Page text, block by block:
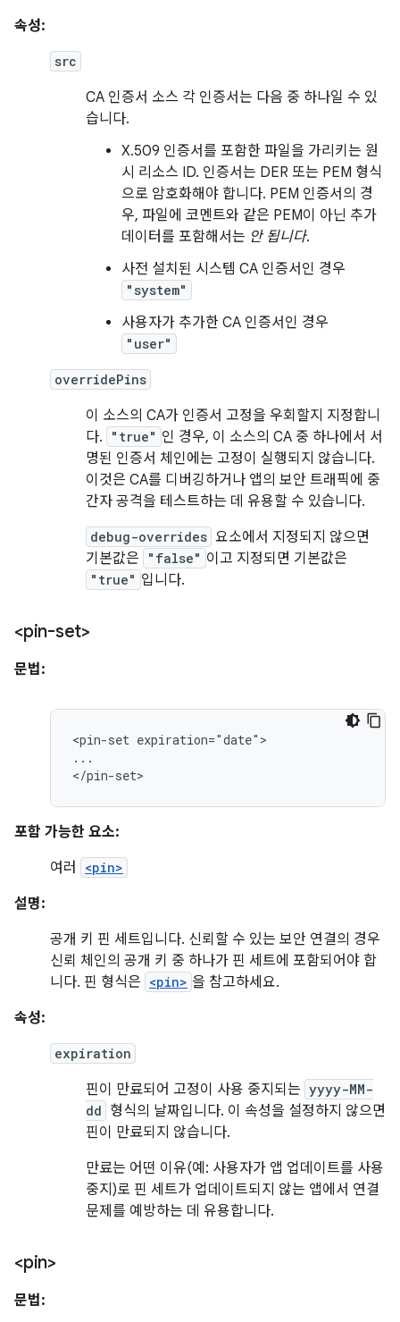
속성:
src
CA 인증서 소스 각 인증서는 다음 중 하나일 수 있
습니다.
X.509 인증서를 포함한 파일을 가리키는 원
시 리소스 ID. 인증서는 DER 또는 PEM 형식
으로 암호화해야 합니다. PEM 인증서의 경
우, 파일에 코멘트와 같은 PEM이 아닌 추가
데이터를 포함해서는 안 됩니다.
사전 설치된 시스템 CA 인증서인 경우
"system"
사용자가 추가한 CA 인증서인 경우
"user"
overridePins
이 소스의 CA가 인증서 고정을 우회할지 지정합니
다.
"true" 인 경우, 이 소스의 CA 중 하나에서 서
명된 인증서 체인에는 고정이 실행되지 않습니다.
이것은 CA를 디버깅하거나 앱의 보안 트래픽에 중
간자 공격을 테스트하는 데 유용할 수 있습니다.
debug-overrides 요소에서 지정되지 않으면
기본값은
"false" 이고 지정되면 기본값은
"true" 입니다.
<pin-set>
문법:
<pin-set expiration="date">
...
</pin-set>
포함 가능한 요소:
여러
<pin>
설명:
공개 키 핀 세트입니다. 신뢰할 수 있는 보안 연결의 경우
신뢰 체인의 공개 키 중 하나가 핀 세트에 포함되어야 합
니다. 핀 형식은 <pin> 을 참고하세요.
속성:
expiration
핀이 만료되어 고정이 사용 중지되는 yyyy-MM-
dd 형식의 날짜입니다. 이 속성을 설정하지 않으면
핀이 만료되지 않습니다.
만료는 어떤 이유(예: 사용자가 앱 업데이트를 사용
중지)로 핀 세트가 업데이트되지 않는 앱에서 연결
문제를 예방하는 데 유용합니다.
<pin>
문법: